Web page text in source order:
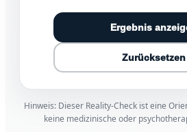
Ergebnis
Zurücksetzen
Hinweis: Dieser Reality-Check ist eine
keine medizinische oder